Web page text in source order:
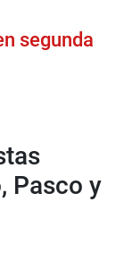
segunda
Pasco y